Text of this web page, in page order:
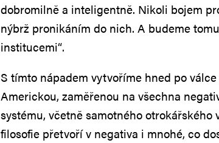
dobromilně a inteligentně. Nikoli bojem
nýbrž pronikáním do nich. A budeme
institucemi“.
S tímto nápadem vytvoříme hned po
Americkou, zaměřenou na všechna
systému, včetně samotného otrokářského
filosofie přetvoří v negativa i mnohé, co